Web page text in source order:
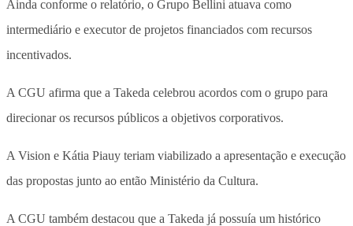
Ainda conforme o relatório, o Grupo Bellini atuava como
intermediário e executor de projetos financiados com recursos
incentivados.
A CGU afirma que a Takeda celebrou acordos com o grupo para
direcionar os recursos públicos a objetivos corporativos.
A Vision e Kátia Piauy teriam viabilizado a apresentação e execução
das propostas junto ao então Ministério da Cultura.
A CGU também destacou que a Takeda já possuía um histórico